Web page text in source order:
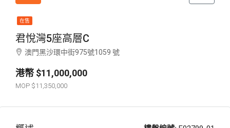
在售
君悅灣5座高層C
澳門黑沙環中街975號1059 號
$11,000,000
$11,350,000